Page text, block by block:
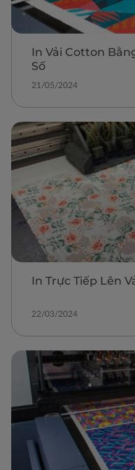
In Vải Cotton
Số
21/05/2024
In Trực Tiếp Lên
22/03/2024